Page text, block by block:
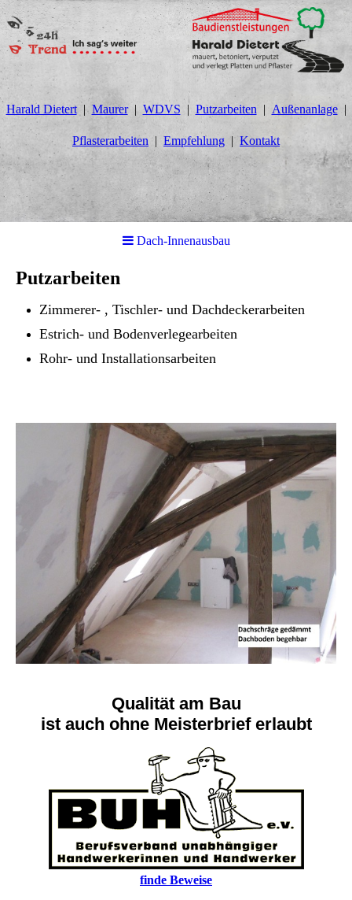
Harald Dietert Maurer WDVS Putzarbeiten Außenanlage
Pflasterarbeiten Empfehlung Kontakt
Dach-Innenausbau
Putzarbeiten
Zimmerer- , Tischler- und Dachdeckerarbeiten
Estrich- und Bodenverlegearbeiten
Rohr- und Installationsarbeiten
Qualität am Bau
ist auch ohne Meisterbrief erlaubt
finde Beweise